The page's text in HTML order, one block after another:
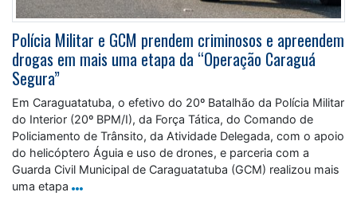
Polícia Militar e GCM prendem criminosos e apreendem
drogas em mais uma etapa da “Operação Caraguá
Segura”
Em Caraguatatuba, o efetivo do 20º Batalhão da Polícia Militar
do Interior (20º BPM/I), da Força Tática, do Comando de
Policiamento de Trânsito, da Atividade Delegada, com o apoio
do helicóptero Águia e uso de drones, e parceria com a
Guarda Civil Municipal de Caraguatatuba (GCM) realizou mais
uma etapa